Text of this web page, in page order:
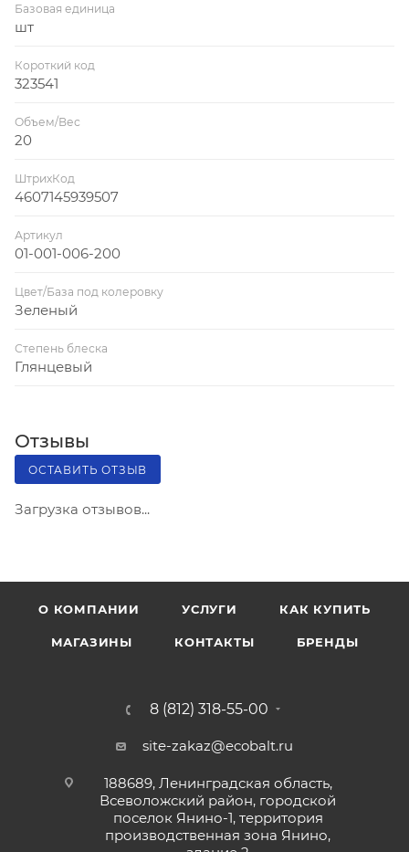
Базовая единица
шт
Короткий код
323541
Объем/Вес
20
ШтрихКод
4607145939507
Артикул
01-001-006-200
Цвет/База под колеровку
Зеленый
Степень блеска
Глянцевый
Отзывы
ОСТАВИТЬ ОТЗЫВ
Загрузка отзывов...
О КОМПАНИИ УСЛУГИ КАК КУПИТЬ
МАГАЗИНЫ КОНТАКТЫ БРЕНДЫ
8 (812) 318-55-00
site-zakaz@ecobalt.ru
188689, Ленинградская область,
Всеволожский район, городской
поселок Янино-1, территория
производственная зона Янино,